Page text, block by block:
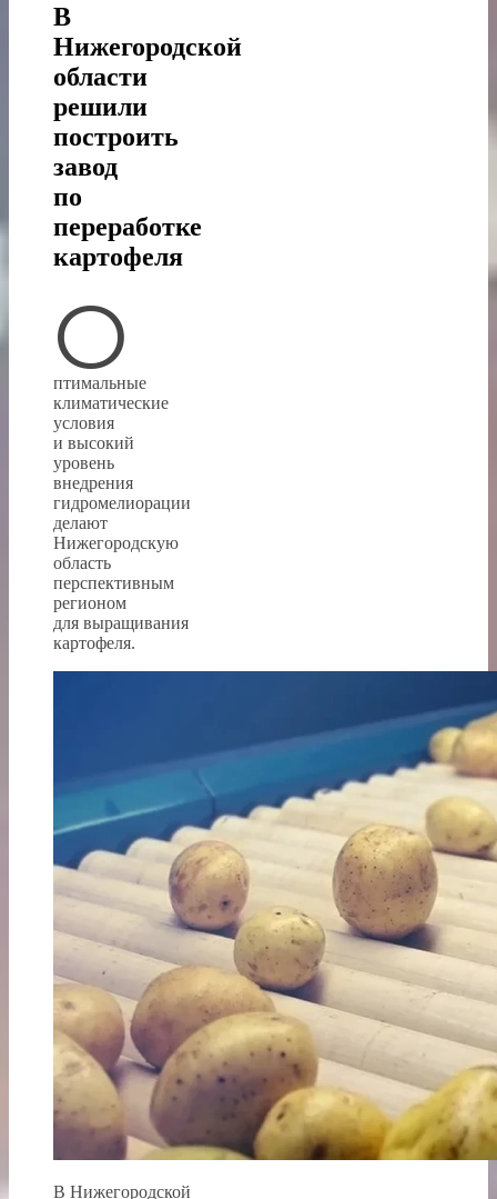
В
Нижегородской
области
решили
построить
завод
по
переработке
картофеля
О
птимальные
климатические
условия
и высокий
уровень
внедрения
гидромелиорации
делают
Нижегородскую
область
перспективным
регионом
для выращивания
картофеля.
В Нижегородской